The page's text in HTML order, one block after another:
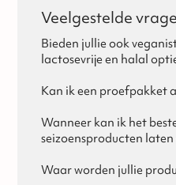
Veelgestelde
Bieden jullie ook
lactosevrije en halal
allergeneninformatie terug
Kerst en Pasen.
Kan ik een proefpakket
proefpakket aan te vragen.
bestellen via de website of
proefpakket kan bij het
mindering worden gebracht.
Wanneer kan ik het
seizoensproducten laten
wat langere
laten versturen. De
Waar worden jullie